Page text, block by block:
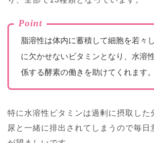
Point
脂溶性は体内に蓄積して細胞を若々
に欠かせないビタミンとなり、水溶
係する酵素の働きを助けてくれます。
特に水溶性ビタミンは過剰に摂取した
尿と一緒に排出されてしまうので毎日